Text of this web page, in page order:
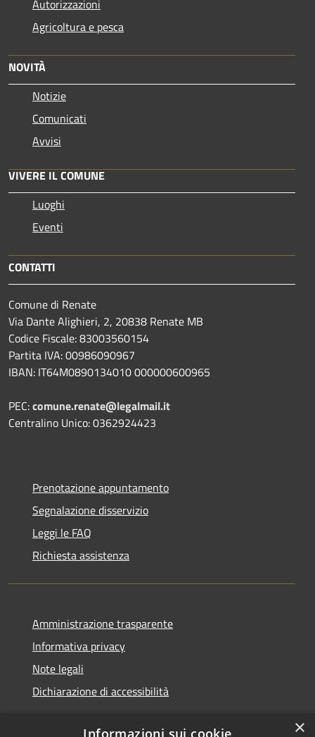
Autorizzazioni
Agricoltura e pesca
NOVITÀ
Notizie
Comunicati
Avvisi
VIVERE IL COMUNE
Luoghi
Eventi
CONTATTI
Comune di Renate
Via Dante Alighieri, 2, 20838 Renate MB
Codice Fiscale: 83003560154
Partita IVA: 00986090967
IBAN: IT64M0890134010 000000600965
PEC:comune.renate@legalmail.it
Centralino Unico: 0362924423
Prenotazione appuntamento
Segnalazione disservizio
Leggi le FAQ
Richiesta assistenza
Amministrazione trasparente
Informativa privacy
Note legali
Dichiarazione di accessibilità
×
Informazioni sui cookie